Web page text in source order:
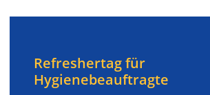
Refreshertag für
Hygienebeauftragte